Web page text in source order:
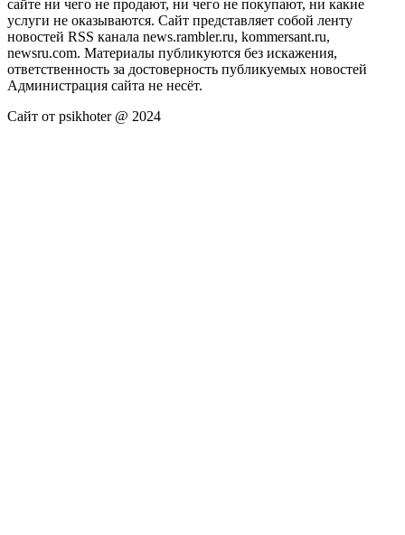
сайте ни чего не продают, ни чего не покупают, ни какие
услуги не оказываются. Сайт представляет собой ленту
новостей RSS канала news.rambler.ru, kommersant.ru,
newsru.com. Материалы публикуются без искажения,
ответственность за достоверность публикуемых новостей
Администрация сайта не несёт.
Сайт от psikhoter @ 2024